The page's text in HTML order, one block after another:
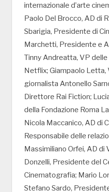
internazionale d’arte
Paolo Del Brocco, AD di
Sbarigia, Presidente di
Marchetti, Presidente e
Tinny Andreatta, VP
Netflix; Giampaolo Letta,
giornalista Antonello
Direttore Rai Fiction;
della Fondazione Roma
Nicola Maccanico, AD di
Responsabile delle
Massimiliano Orfei, AD
Donzelli, Presidente del
Cinematografia; Mario
Stefano Sardo,